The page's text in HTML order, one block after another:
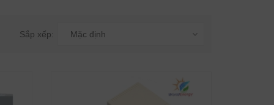
Sắp xếp: Mặc định